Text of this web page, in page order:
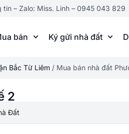
tin – Zalo: Miss. Linh – 0945 043 829
bán Ký gửi nhà đất
Bắc Từ Liêm / Mua bán nhà đất
2
Đất